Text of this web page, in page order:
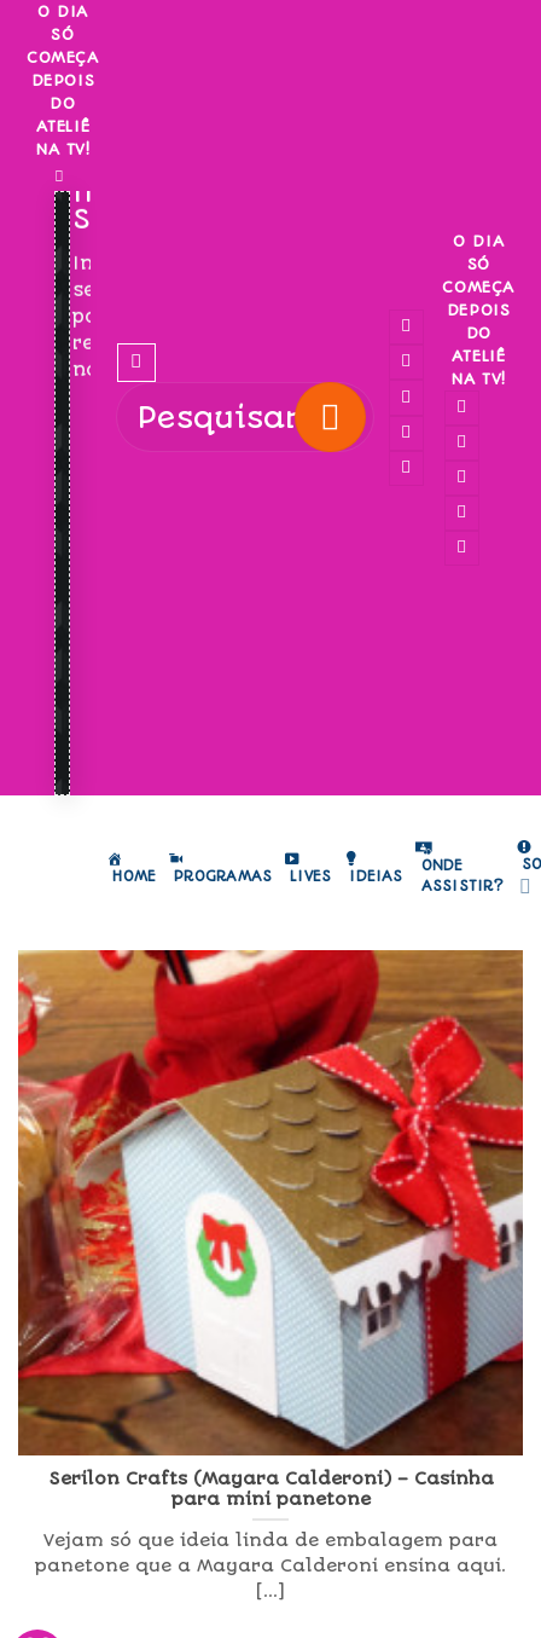
Skip
content
O DIA
SÓ
COMEÇA
DEPOIS
DO
ATELIÊ
NA TV!
INSCREVA-
SE!
Inscreva-
se
para
receber
novidades!
O DIA
SÓ
COMEÇA
DEPOIS
DO
ATELIÊ
NA TV!
HOME PROGRAMAS LIVES IDEIAS
ONDE
ASSISTIR?
Serilon Crafts (Mayara Calderoni) – Casinha
para mini panetone
Vejam só que ideia linda de embalagem para
panetone que a Mayara Calderoni ensina aqui.
[...]